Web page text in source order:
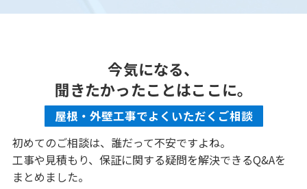
今気になる、
聞きたかったことはここに。
屋根・外壁工事でよくいただくご相談
初めてのご相談は、誰だって不安ですよね。
工事や見積もり、保証に関する疑問を解決できるQ&Aを
まとめました。